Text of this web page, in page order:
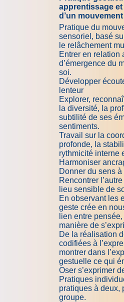
apprentissage
d’un
Pratique du
sensoriel, basé
le relâchement
Entrer en relation
d’émergence du
soi.
Développer
lenteur
Explorer,
la diversité, la
subtilité de ses
sentiments.
Travail sur la
profonde, la
rythmicité interne
Harmoniser
Donner du sens
Rencontrer
lieu sensible de
En observant les
geste crée en
lien entre
manière de
De la réalisation
codifiées à
montrer dans
gestuelle ce qui
Oser s’exprimer
Pratiques
pratiques à deux,
groupe.